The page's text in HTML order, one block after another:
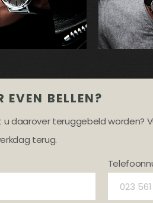
EVEN BELLEN?
daarover teruggebeld worden?
terug.